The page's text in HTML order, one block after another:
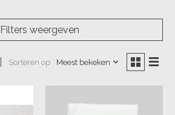
Filters weergeven
Sorteren op Meest bekeken